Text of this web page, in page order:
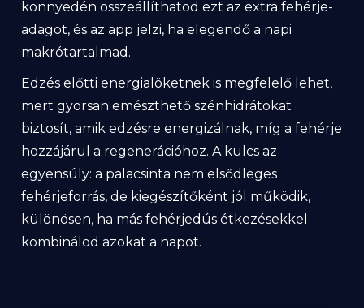
könnyedén összeállíthatod ezt az extra fehérje-
adagot, és az app jelzi, ha elegendő a napi
makrótartalmad.
Edzés előtti energialöketnek is megfelelő lehet,
mert gyorsan emészthető szénhidrátokat
biztosít, amik edzésre energizálnak, míg a fehérje
hozzájárul a regenerációhoz. A kulcs az
egyensúly: a palacsinta nem elsődleges
fehérjeforrás, de kiegészítőként jól működik,
különösen, ha más fehérjedús étkezésekkel
kombinálod azokat a napot.